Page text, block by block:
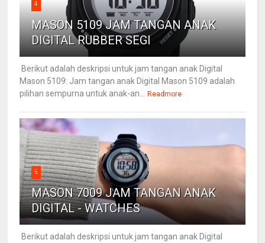
4
MASON 5109 JAM TANGAN ANAK
DIGITAL RUBBER SEGI
Berikut adalah deskripsi untuk jam tangan anak Digital
Mason 5109: Jam tangan anak Digital Mason 5109 adalah
pilihan sempurna untuk anak-an... Readmore
5
MASON 7009 JAM TANGAN ANAK
DIGITAL - WATCHES
Berikut adalah deskripsi untuk jam tangan anak Digital